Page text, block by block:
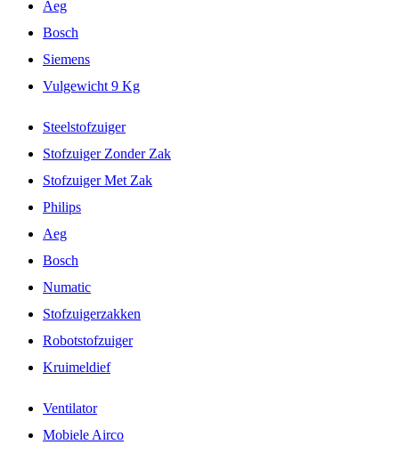
Aeg
Bosch
Siemens
Vulgewicht 9 Kg
Steelstofzuiger
Stofzuiger Zonder Zak
Stofzuiger Met Zak
Philips
Aeg
Bosch
Numatic
Stofzuigerzakken
Robotstofzuiger
Kruimeldief
Ventilator
Mobiele Airco